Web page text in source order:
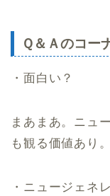
Ｑ＆Ａのコー
・面白い？
まあまあ。ニュ
も観る価値あり。
・ニュージェネ